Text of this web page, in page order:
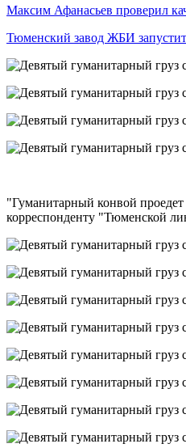
Максим Афанасьев проверил
Тюменский завод ЖБИ
"Гуманитарный конвой проедет
корреспонденту "Тюменской